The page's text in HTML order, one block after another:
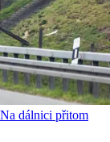
dálnici přitom